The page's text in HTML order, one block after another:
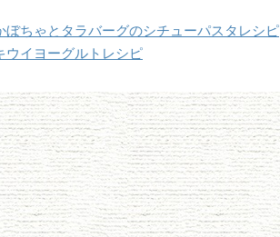
ぼちゃとタラバーグのシチューパスタレシピ
ウイヨーグルトレシピ